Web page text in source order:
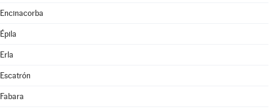
Encinacorba
Épila
Erla
Escatrón
Fabara